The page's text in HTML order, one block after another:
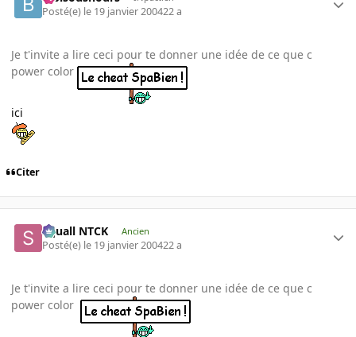
Posté(e) le 19 janvier 200422 a
Je t'invite a lire ceci pour te donner une idée de ce que c
power color
ici
Citer
Squall NTCK Ancien
Posté(e) le 19 janvier 200422 a
Je t'invite a lire ceci pour te donner une idée de ce que c
power color